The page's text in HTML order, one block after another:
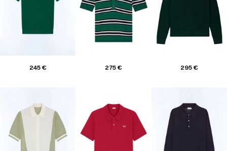
245 € 275 € 295 €